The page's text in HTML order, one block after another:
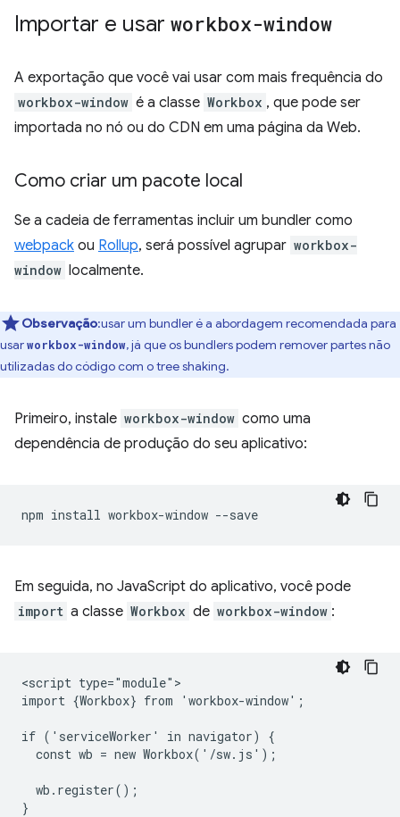
Importar e usar workbox-window
A exportação que você vai usar com mais frequência do
workbox-window é a classe Workbox , que pode ser
importada no nó ou do CDN em uma página da Web.
Como criar um pacote local
Se a cadeia de ferramentas incluir um bundler como
webpack ou Rollup, será possível agrupar workbox-
window localmente.
Observação:usar um bundler é a abordagem recomendada para
usarworkbox-window, já que os bundlers podem remover partes não
utilizadas do código com o tree shaking.
Primeiro, instale workbox-window como uma
dependência de produção do seu aplicativo:
npm install workbox-window
Em seguida, no JavaScript do aplicativo, você pode
import a classe Workbox de workbox-window :
<script type="module">
import {Workbox} from 'workbox-window';
if ('serviceWorker' in navigator) {
  const wb = new Workbox('/sw.js');
  wb.register();
}